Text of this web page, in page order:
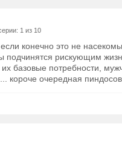
1 из 10
конечно это не
подчинятся рискующим
базовые потребности,
короче очередная